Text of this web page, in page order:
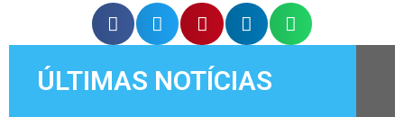
ÚLTIMAS NOTÍCIAS